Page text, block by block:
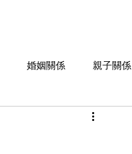
婚姻關係 親子關係
生命灌溉與成長